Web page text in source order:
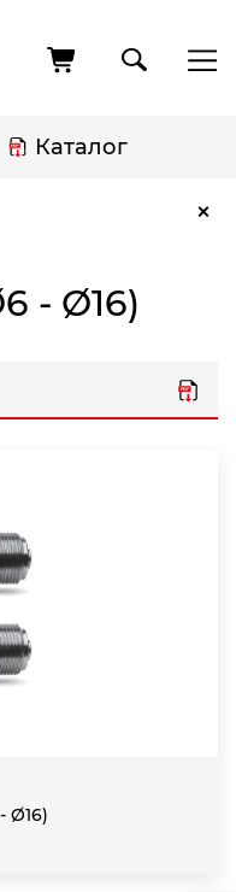
Каталог
×
- Ø16)
Ø16)